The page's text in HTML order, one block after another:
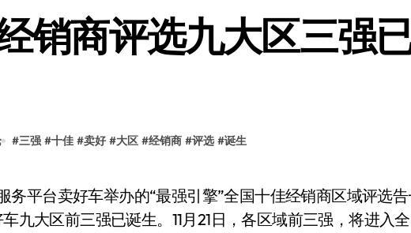
事务控制与高并发科技优化实战
带你玩转MySQL事务控制实战
销商评选九大区三强
#三强 #十佳 #卖好 #大区 #经销商 #评选 #诞生
九大区前三强已诞生。11月21日，各区域前三强，将进入